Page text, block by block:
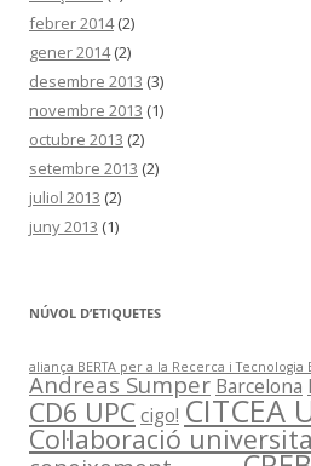
febrer 2014(2)
gener 2014(2)
desembre 2013 (3)
novembre 2013 (1)
octubre 2013 (2)
setembre 2013 (2)
juliol 2013 (2)
juny 2013 (1)
NÚVOL D’ETIQUETES
aliança BERTA per a la Recerca i Tecnologia
Andreas Sumper Barcelona
CD6 UPCcigo! CITCEA
Col·laboració